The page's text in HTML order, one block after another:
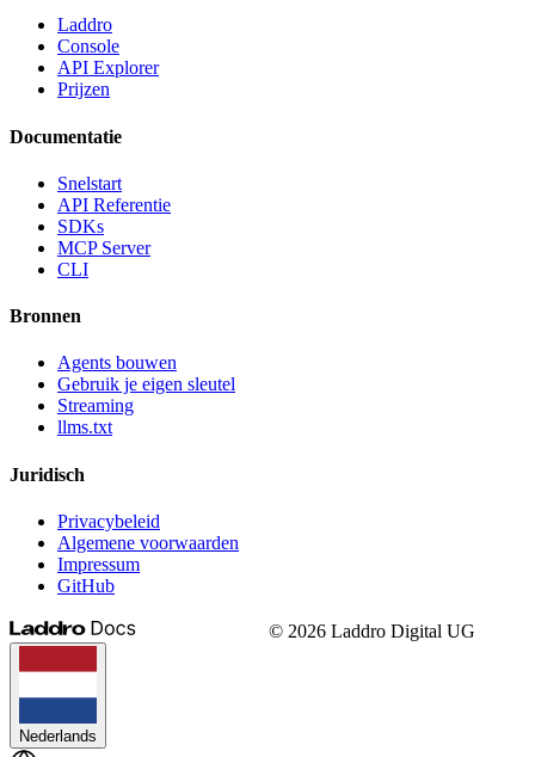
Laddro
Console
API Explorer
Prijzen
Documentatie
Snelstart
API Referentie
SDKs
MCP Server
CLI
Bronnen
Agents bouwen
Gebruik je eigen sleutel
Streaming
llms.txt
Juridisch
Privacybeleid
Algemene voorwaarden
Impressum
GitHub
© 2026Laddro Digital UG
Nederlands